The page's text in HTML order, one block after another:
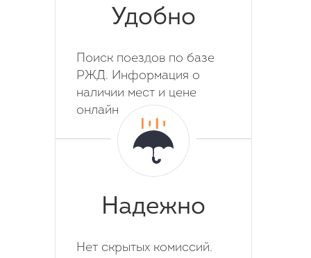
Удобно
Поиск поездов по базе
РЖД. Информация о
наличии мест и цене
онлайн
Надежно
Нет скрытых комиссий.